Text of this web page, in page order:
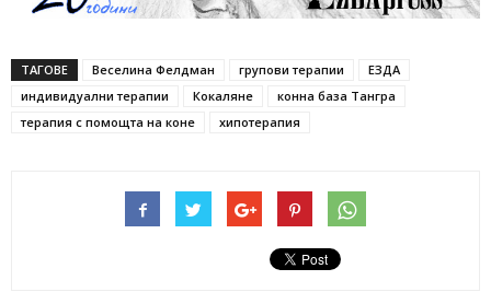
ТАГОВЕ Веселина Фелдман групови терапии
ЕЗДА
индивидуални терапии
Кокаляне
конна база Тангра
терапия с помощта на коне
хипотерапия